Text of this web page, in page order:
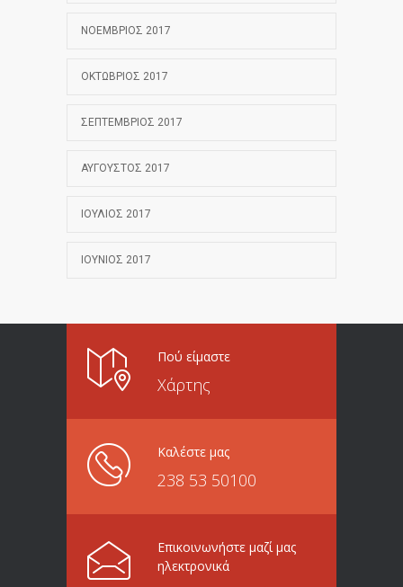
ΝΟΈΜΒΡΙΟΣ 2017
ΟΚΤΏΒΡΙΟΣ 2017
ΣΕΠΤΈΜΒΡΙΟΣ 2017
ΑΎΓΟΥΣΤΟΣ 2017
ΙΟΎΛΙΟΣ 2017
ΙΟΎΝΙΟΣ 2017
Πού είμαστε
Χάρτης
Καλέστε μας
238 53 50100
Επικοινωνήστε μαζί μας
ηλεκτρονικά